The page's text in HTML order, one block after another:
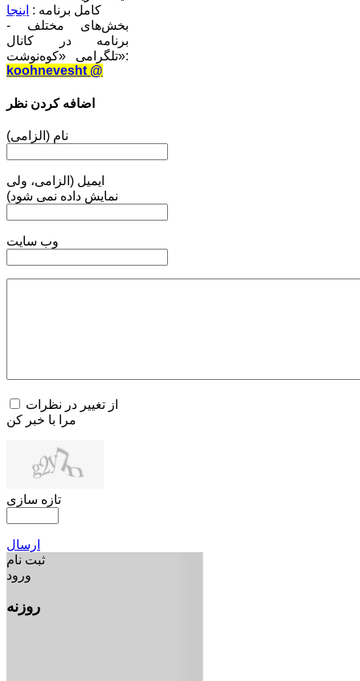
کامل برنامه : اینجا
- بخش‌های مختلف
برنامه در کانال
تلگرامی «کوه‌نوشت»:
koohnevesht @
اضافه کردن نظر
نام (الزامی)
ایمیل (الزامی، ولی
نمایش داده نمی شود)
وب سایت
از تغییر در نظرات
مرا با خبر کن
تازه سازی
ارسال
ثبت نام
ورود
روزنه